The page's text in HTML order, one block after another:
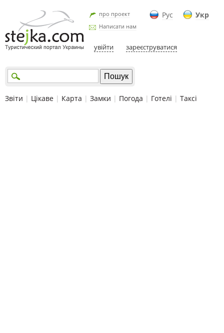
Рус Укр
про проект
Написати нам
увійти зареєструватися
Звіти | Цікаве | Карта | Замки | Погода | Готелі | Таксі